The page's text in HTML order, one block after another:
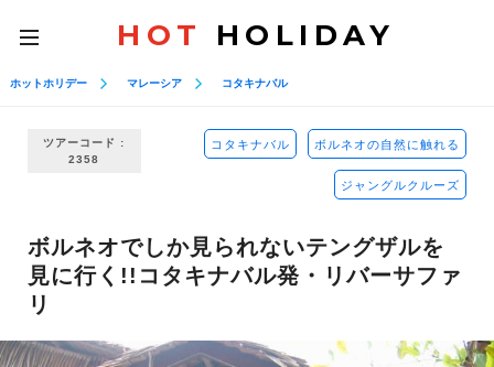
toggle
navigation
HOT HOLIDAY
ホットホリデー マレーシア コタキナバル
ツアーコード :
2358
コタキナバル ボルネオの自然に触れる
ジャングルクルーズ
ボルネオでしか見られないテングザルを
見に行く!!コタキナバル発・リバーサファ
リ